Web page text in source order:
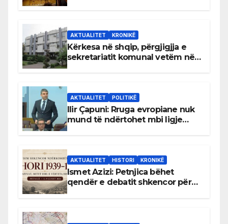
AKTUALITET KRONIKË
Kërkesa në shqip, përgjigjja e
sekretariatit komunal vetëm në
AKTUALITET POLITIKË
Ilir Çapuni: Rruga evropiane nuk
mund të ndërtohet mbi ligje
AKTUALITET HISTORI KRONIKË
Ismet Azizi: Petnjica bëhet
qendër e debatit shkencor për